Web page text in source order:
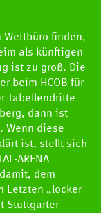
Wettbüro finden,
als künftigen
ist zu groß. Die
beim HCOB für
Tabellendritte
dann ist
Wenn diese
ist, stellt sich
ARENA
dem
Letzten „locker
Stuttgarter